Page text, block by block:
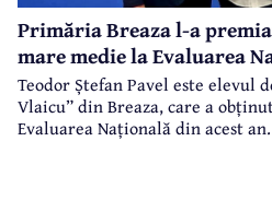
Primăria Breaza l-a
mare medie la Evaluarea
Teodor Ștefan Pavel este elevul
Vlaicu” din Breaza, care a
Evaluarea Națională din acest an.